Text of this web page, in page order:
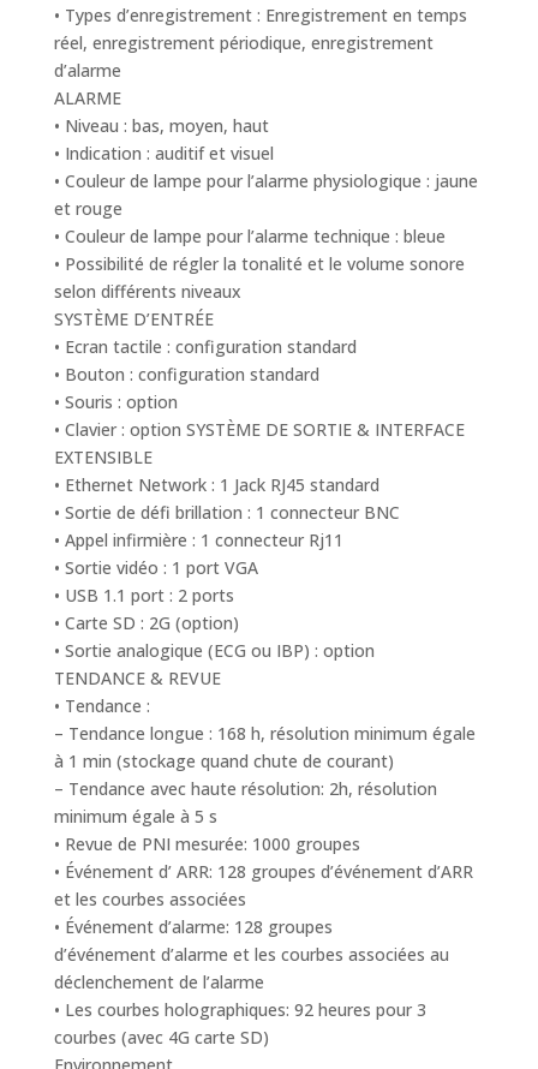
• Types d’enregistrement : Enregistrement en temps
réel, enregistrement périodique, enregistrement
d’alarme
ALARME
• Niveau : bas, moyen, haut
• Indication : auditif et visuel
• Couleur de lampe pour l’alarme physiologique : jaune
et rouge
• Couleur de lampe pour l’alarme technique : bleue
• Possibilité de régler la tonalité et le volume sonore
selon différents niveaux
SYSTÈME D’ENTRÉE
• Ecran tactile : configuration standard
• Bouton : configuration standard
• Souris : option
• Clavier : option SYSTÈME DE SORTIE & INTERFACE
EXTENSIBLE
• Ethernet Network : 1 Jack RJ45 standard
• Sortie de défi brillation : 1 connecteur BNC
• Appel infirmière : 1 connecteur Rj11
• Sortie vidéo : 1 port VGA
• USB 1.1 port : 2 ports
• Carte SD : 2G (option)
• Sortie analogique (ECG ou IBP) : option
TENDANCE & REVUE
• Tendance :
– Tendance longue : 168 h, résolution minimum égale
à 1 min (stockage quand chute de courant)
– Tendance avec haute résolution: 2h, résolution
minimum égale à 5 s
• Revue de PNI mesurée: 1000 groupes
• Événement d’ ARR: 128 groupes d’événement d’ARR
et les courbes associées
• Événement d’alarme: 128 groupes
d’événement d’alarme et les courbes associées au
déclenchement de l’alarme
• Les courbes holographiques: 92 heures pour 3
courbes (avec 4G carte SD)